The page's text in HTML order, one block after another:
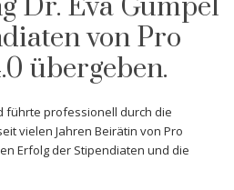
Dr. Eva Gümpel
von Pro
übergeben.
führte professionell durch die
vielen Jahren Beirätin von Pro
Erfolg der Stipendiaten und die